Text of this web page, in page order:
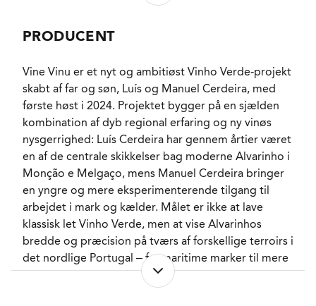
retter med citrus, urter og salt. Den ekstra tekstur
gør den også velegnet til lyst fjerkræ, charcuteri,
faste oste og asiatiske retter med ingefær, lime og
moderat varme. En vin, der både kan drikkes ung for
sin friskhed og gemmes kortere tid for mere dybde.
Terroir
Génese kommer fra Monção e Melgaço, Alvarinhos
klassiske kerneområde i Vinho Verde. Her er der tale
om et mere bjergpræget terroir med vinmarker i
højere beliggenhed, varme og tørre somre, kolde
vintre og store temperaturforskelle mellem dag og
PRODUCENT
Vine Vinu er et nyt og ambitiøst Vinho Verde-projekt
skabt af far og søn, Luís og Manuel Cerdeira, med
første høst i 2024. Projektet bygger på en sjælden
kombination af dyb regional erfaring og ny vinøs
nysgerrighed: Luís Cerdeira har gennem årtier været
en af de centrale skikkelser bag moderne Alvarinho i
Monção e Melgaço, mens Manuel Cerdeira bringer
en yngre og mere eksperimenterende tilgang til
arbejdet i mark og kælder. Målet er ikke at lave
klassisk let Vinho Verde, men at vise Alvarinhos
bredde og præcision på tværs af forskellige terroirs i
det nordlige Portugal – fra maritime marker til mere
højtliggende og kølige positioner. Vinene arbejder
med friskhed, salt mineralitet og aromatisk klarhed,